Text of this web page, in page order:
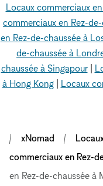
Locaux commerciaux
commerciaux en Rez-
en Rez-de-chaussée à
de-chaussée à
chaussée à Singapour|
à Hong Kong| Locaux
xNomad
commerciaux en Rez-
en Rez-de-chaussée à